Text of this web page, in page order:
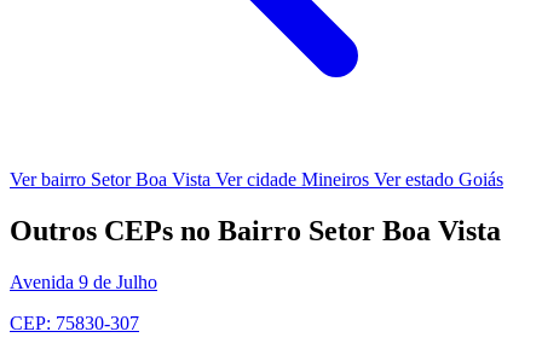
Ver bairro Setor Boa Vista Ver cidade Mineiros Ver estado Goiás
Outros CEPs no Bairro Setor Boa Vista
Avenida 9 de Julho
CEP: 75830-307